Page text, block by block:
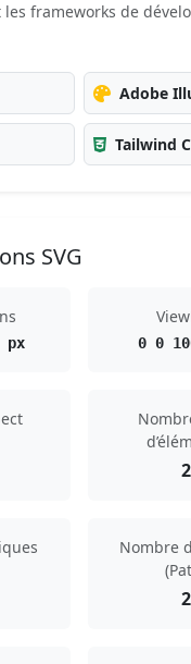
frameworks de
Adobe
Tailwind
SVG
px 0 0
2
Nombre
2